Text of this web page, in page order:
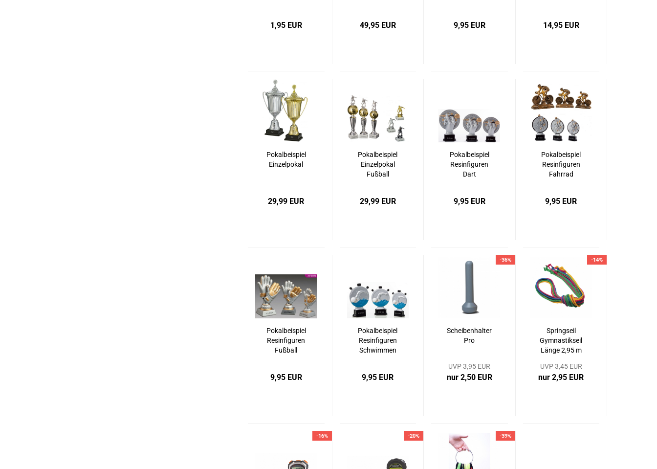
1,95 EUR 49,95 EUR 9,95 EUR 14,95 EUR
Pokalbeispiel
Einzelpokal
29,99 EUR
Pokalbeispiel
Einzelpokal
Fußball
29,99 EUR
Pokalbeispiel
Resinfiguren
Dart
9,95 EUR
Pokalbeispiel
Resinfiguren
Fahrrad
9,95 EUR
Pokalbeispiel
Resinfiguren
Fußball
9,95 EUR
Pokalbeispiel
Resinfiguren
Schwimmen
9,95 EUR
-36%
Scheibenhalter
Pro
UVP 3,95 EUR
nur 2,50 EUR
-14%
Springseil
Gymnastikseil
Länge 2,95 m
UVP 3,45 EUR
nur 2,95 EUR
-16% -20% -39%